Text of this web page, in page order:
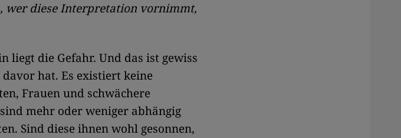
wer diese Interpretation vornimmt,
liegt die Gefahr. Und das ist gewiss
hat. Es existiert keine
Frauen und schwächere
mehr oder weniger abhängig
Sind diese ihnen wohl gesonnen,